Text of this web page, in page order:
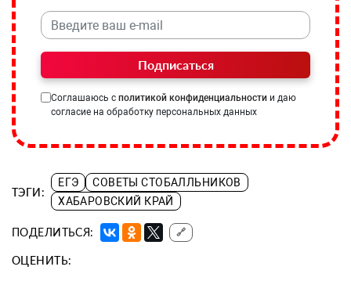
Подписаться
Соглашаюсь с политикой конфиденциальности и даю
согласие на обработку персональных данных
ТЭГИ:
ЕГЭ
СОВЕТЫ СТОБАЛЛЬНИКОВ
ХАБАРОВСКИЙ КРАЙ
ПОДЕЛИТЬСЯ: 🔗
ОЦЕНИТЬ: